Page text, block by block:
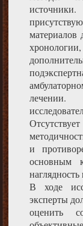
материалов
и
основным
В ходе
эксперты
оценить